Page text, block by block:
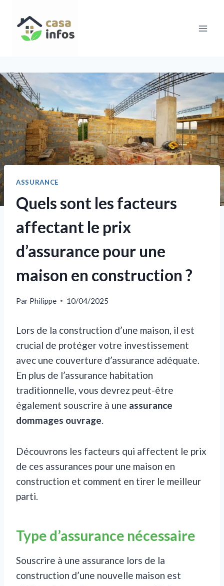
contenu
ASSURANCE
Quels sont les facteurs
affectant le prix
d’assurance pour une
maison en construction ?
Par Philippe 10/04/2025
Lors de la construction d’une maison, il est
crucial de protéger votre investissement
avec une couverture d’assurance adéquate.
En plus de l’assurance habitation
traditionnelle, vous devrez peut-être
également souscrire à une assurance
dommages ouvrage.
Découvrons les facteurs qui affectent le prix
de ces assurances pour une maison en
construction et comment en tirer le meilleur
parti.
Type d’assurance nécessaire
Souscrire à une assurance lors de la
construction d’une nouvelle maison est